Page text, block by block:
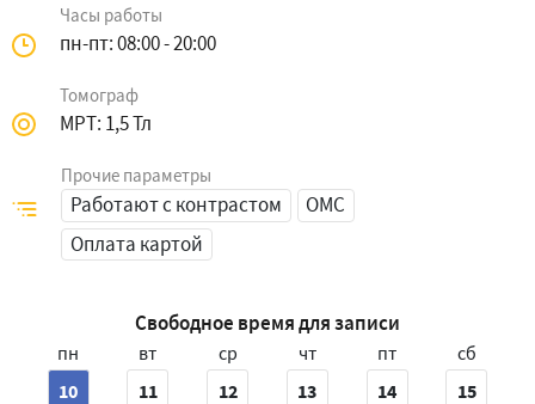
Часы работы
пн-пт: 08:00 - 20:00
Томограф
МРТ: 1,5 Тл
Прочие параметры
Работают с контрастом
ОМС
Оплата картой
Свободное время для записи
пн
10
вт
11
ср
12
чт
13
пт
14
сб
15